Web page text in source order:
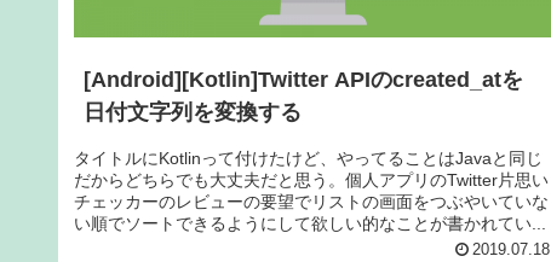
[Android][Kotlin]Twitter APIのcreated_atを
日付文字列を変換する
タイトルにKotlinって付けたけど、やってることはJavaと同じ
だからどちらでも大丈夫だと思う。個人アプリのTwitter片思い
チェッカーのレビューの要望でリストの画面をつぶやいていな
い順でソートできるようにして欲しい的なことが書かれてい...
2019.07.18